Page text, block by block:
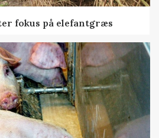
fokus på elefantgræs